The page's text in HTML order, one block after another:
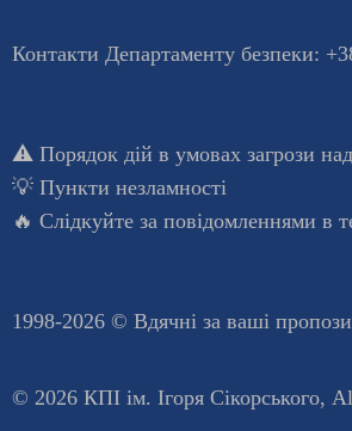
Контакти Департаменту безпеки:
⚠️ Порядок дій в умовах загрози
💡 Пункти незламності
🔥 Слідкуйте за повідомленнями в
1998-2026 © Вдячні за ваші
© 2026 КПІ ім. Ігоря Сікорського,